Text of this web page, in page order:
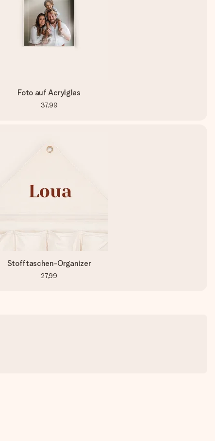
Foto auf Acrylglas
37,99
Stofftaschen-Organizer
27,99